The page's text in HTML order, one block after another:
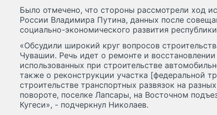
Было отмечено, что стороны рассмотрели ход
России Владимира Путина, данных после
социально-экономического развития
«Обсудили широкий круг вопросов
Чувашии. Речь идет о ремонте и
использованных при строительстве
также о реконструкции участка [федеральной
строительстве транспортных развязок на
повороте, поселке Лапсары, на Восточном
Кугеси», - подчеркнул Николаев.